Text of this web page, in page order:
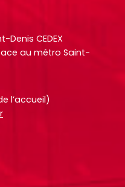
Denis CEDEX
au métro Saint-
l’accueil)